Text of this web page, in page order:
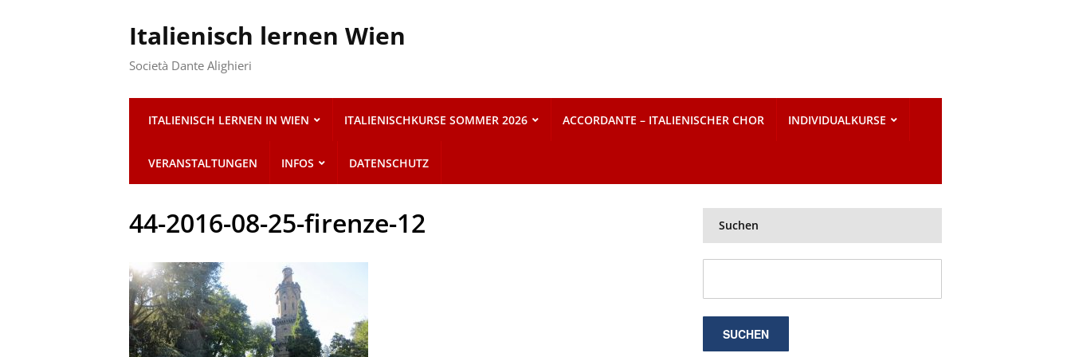
Italienisch lernen Wien
Società Dante Alighieri
ITALIENISCH LERNEN IN WIEN ITALIENISCHKURSE SOMMER 2026 ACCORDANTE – ITALIENISCHER CHOR INDIVIDUALKURSE
VERANSTALTUNGEN INFOS DATENSCHUTZ
44-2016-08-25-firenze-12 Suchen